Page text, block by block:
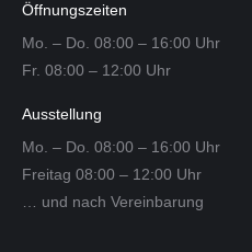
Öffnungszeiten
Mo. – Do. 08:00 – 16:00 Uhr
Fr. 08:00 – 12:00 Uhr
Ausstellung
Mo. – Do. 08:00 – 16:00 Uhr
Freitag 08:00 – 12:00 Uhr
… und nach Vereinbarung